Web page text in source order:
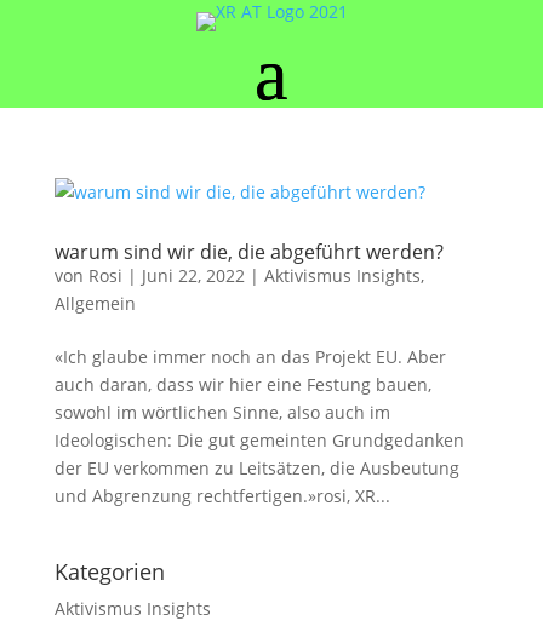
warum sind wir die, die abgeführt werden?
von Rosi | Juni 22, 2022| Aktivismus Insights,
Allgemein
«Ich glaube immer noch an das Projekt EU. Aber
auch daran, dass wir hier eine Festung bauen,
sowohl im wörtlichen Sinne, also auch im
Ideologischen: Die gut gemeinten Grundgedanken
der EU verkommen zu Leitsätzen, die Ausbeutung
und Abgrenzung rechtfertigen.»rosi, XR...
Kategorien
Aktivismus Insights